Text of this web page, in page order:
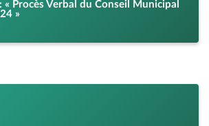
« Procès Verbal du Conseil Municipal
»